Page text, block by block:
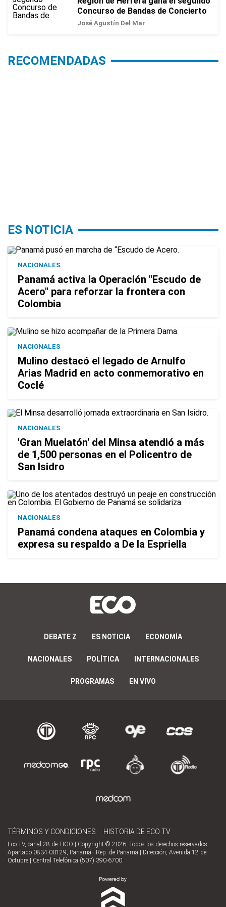
Concurso de Bandas de Concierto
José Agustín Del Mar
RECOMENDADAS
ES NOTICIA
NACIONALES
Panamá activa la Operación "Escudo de
Acero" para reforzar la frontera con
Colombia
NACIONALES
Mulino destacó el legado de Arnulfo
Arias Madrid en acto conmemorativo en
Coclé
NACIONALES
'Gran Muelatón' del Minsa atendió a más
de 1,500 personas en el Policentro de
San Isidro
NACIONALES
Panamá condena ataques en Colombia y
expresa su respaldo a De la Espriella
DEBATE Z ES NOTICIA ECONOMÍA
NACIONALES POLÍTICA INTERNACIONALES
PROGRAMAS EN VIVO
TÉRMINOS Y CONDICIONES HISTORIA DE ECO TV
Eco TV, canal 28 de TIGO | Copyright © 2026. Todos los derechos reservados
Apartado 0834-00129, Panamá - Rep. de Panamá | Dirección, Avenida 12 de
Octubre | Central Telefónica (507) 390-6700.